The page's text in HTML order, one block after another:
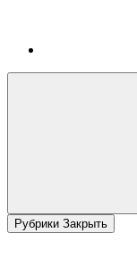
Рубрики Закрыть